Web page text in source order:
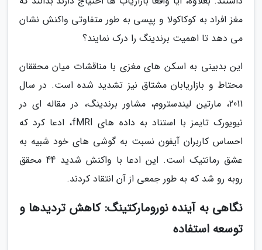
مغز افراد به کوکاکولا و پپسی به طور متفاوتی واکنش نشان
می دهد تا اهمیت برندینگ را درک نمایند؟
این بدبینی به اسکن های مغزی با مناقشات میان محققان
محتاط و بازاریابان مشتاق نیز تشدید شده است. در سال
2011، مارتین لیندستروم، مشاور برندینگ، در مقاله ای در
نیویورک تایمز با استناد به داده های fMRI، ادعا کرد که
احساس کاربران آیفون نسبت به گوشی های خود شبیه به
عشق رمانتیک است. این ادعا با واکنش شدید 44 محقق
روبه رو شد که به طور جمعی از آن انتقاد کردند.
نگاهی به آینده نورومارکتینگ: کاهش تردیدها و
توسعه استفاده